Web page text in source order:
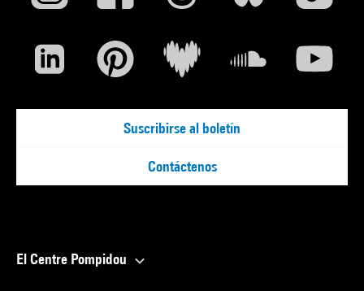
Suscribirse al boletín
Contáctenos
El Centre Pompidou